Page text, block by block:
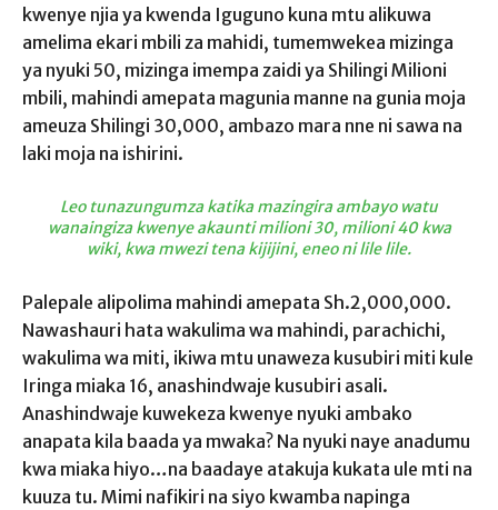
kwenye njia ya kwenda Iguguno kuna mtu alikuwa
amelima ekari mbili za mahidi, tumemwekea mizinga
ya nyuki 50, mizinga imempa zaidi ya Shilingi Milioni
mbili, mahindi amepata magunia manne na gunia moja
ameuza Shilingi 30,000, ambazo mara nne ni sawa na
laki moja na ishirini.
Leo tunazungumza katika mazingira ambayo watu
wanaingiza kwenye akaunti milioni 30, milioni 40 kwa
wiki, kwa mwezi tena kijijini, eneo ni lile lile.
Palepale alipolima mahindi amepata Sh.2,000,000.
Nawashauri hata wakulima wa mahindi, parachichi,
wakulima wa miti, ikiwa mtu unaweza kusubiri miti kule
Iringa miaka 16, anashindwaje kusubiri asali.
Anashindwaje kuwekeza kwenye nyuki ambako
anapata kila baada ya mwaka? Na nyuki naye anadumu
kwa miaka hiyo…na baadaye atakuja kukata ule mti na
kuuza tu. Mimi nafikiri na siyo kwamba napinga